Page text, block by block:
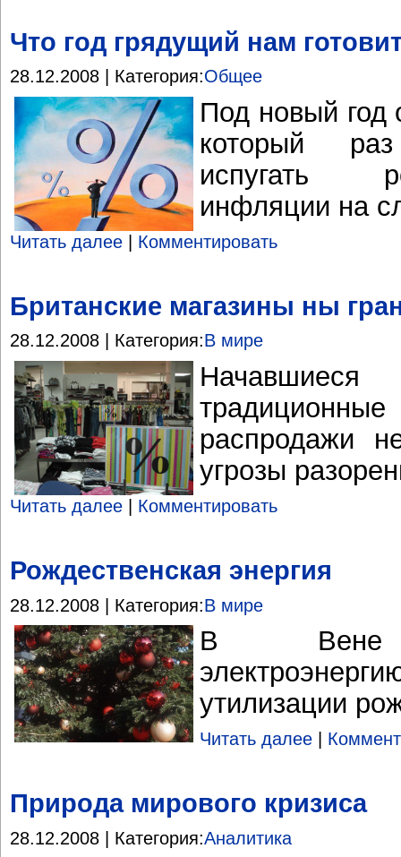
Что год грядущий нам
28.12.2008 | Категория:Общее
Под новый год
который
испугать
инфляции на
Читать далее | Комментировать
Британские магазины ны
28.12.2008 | Категория:В мире
распродажи
угрозы
Читать далее Комментировать
Рождественская энергия
28.12.2008 | Категория:В мире
В Вене
утилизации
Читать далее
Природа мирового кризиса
28.12.2008 | Категория:Аналитика